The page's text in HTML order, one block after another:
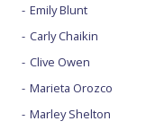
Emily Blunt
Carly Chaikin
Clive Owen
Marieta Orozco
Marley Shelton